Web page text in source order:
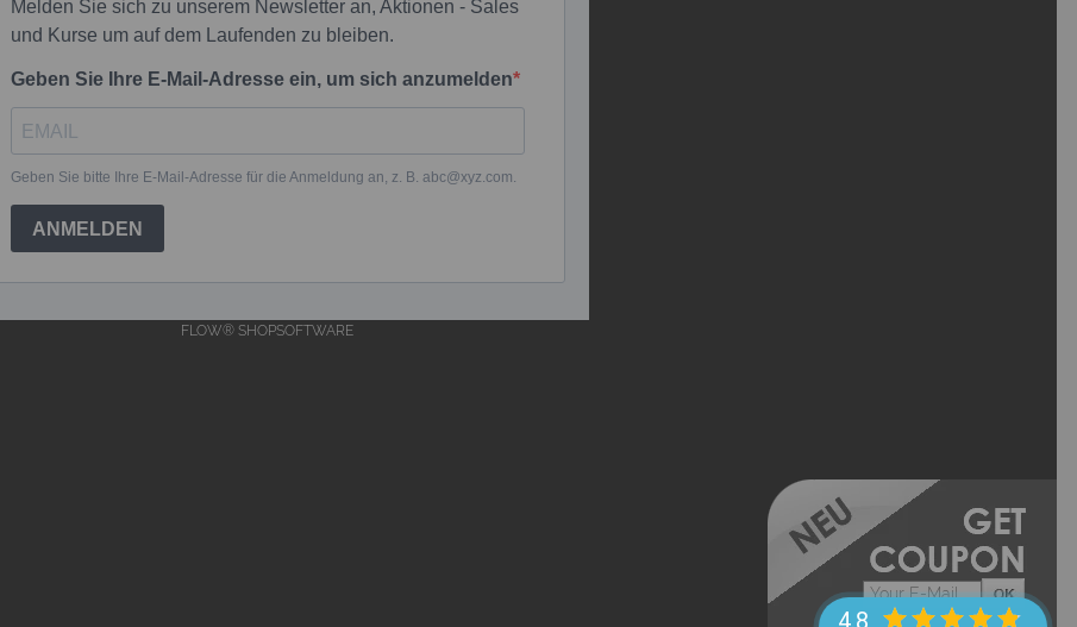
FLOW® SHOPSOFTWARE